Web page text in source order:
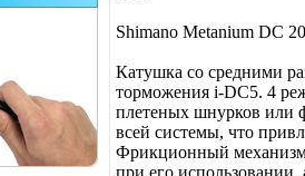
Shimano Metanium DC
Катушка со средними
торможения i-DC5. 4
плетеных шнурков или
всей системы, что
Фрикционный механизм
при его